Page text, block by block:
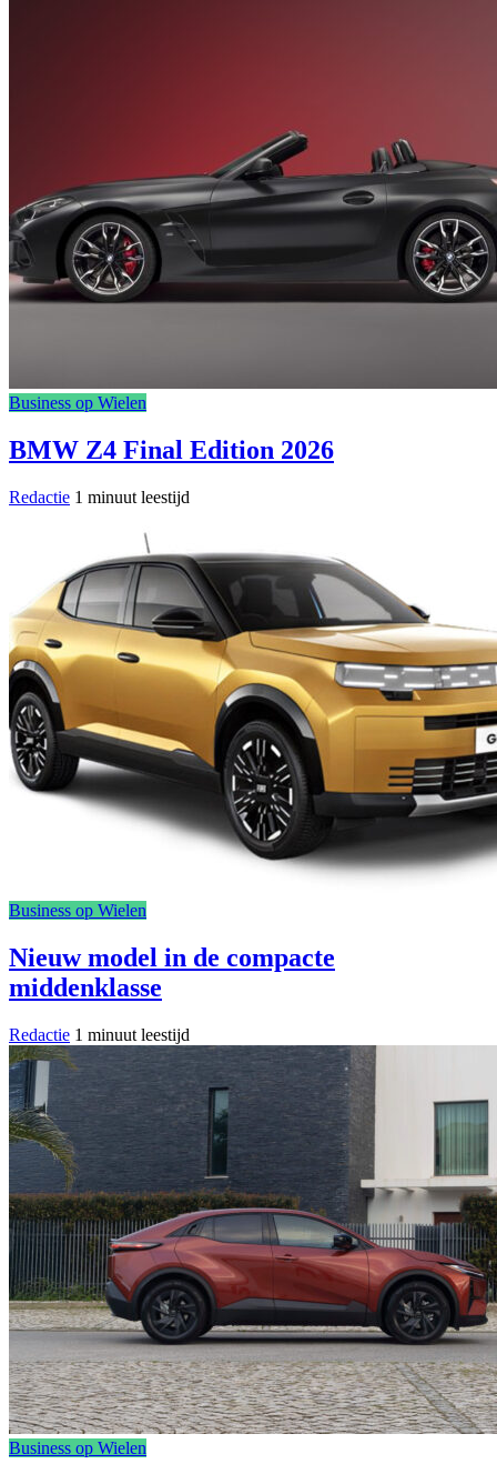
Business op Wielen
BMW Z4 Final Edition 2026
Redactie 1 minuut leestijd
Business op Wielen
Nieuw model in de compacte
middenklasse
Redactie 1 minuut leestijd
Business op Wielen